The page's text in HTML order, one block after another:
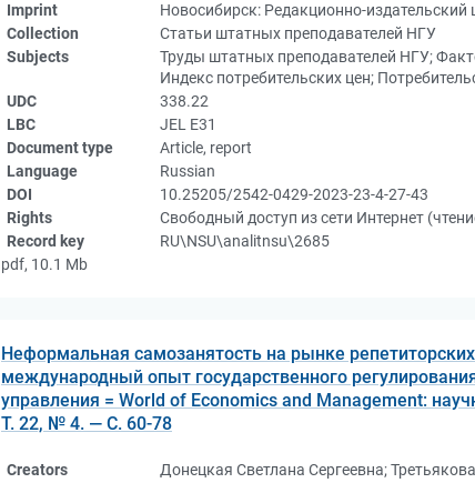
Imprint
Новосибирск: Редакционно-издательский
Collection
Статьи штатных преподавателей НГУ
Subjects
Труды штатных преподавателей НГУ;
Индекс потребительских цен;
UDC
338.22
LBC
JEL Е31
Document type
Article, report
Language
Russian
DOI
10.25205/2542-0429-2023-23-4-27-43
Rights
Свободный доступ из сети Интернет
Record key
RU\NSU\analitnsu\2685
pdf, 10.1 Mb
Неформальная самозанятость на рынке репетиторских
международный опыт государственного
управления = World of Economics and Management:
Т. 22, № 4. — С. 60-78
Creators
Донецкая Светлана Сергеевна;